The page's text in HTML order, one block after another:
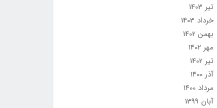
تير 1403
خرداد 1403
بهمن 1402
مهر 1402
تير 1402
آذر 1400
مرداد 1400
آبان 1399